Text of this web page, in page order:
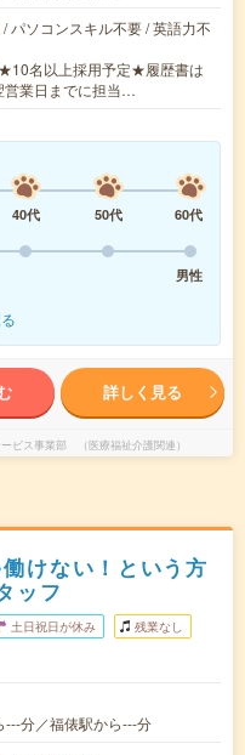
パソコンスキル不要 / 英語力不
名以上採用予定★履歴書は
業日までに担当…
40代 50代
60代
男性
詳しく見る
ビス事業部 （医療福祉介護関連）
けない！という方
ッフ
土日祝日が休み 残業なし
分／福俵駅から---分